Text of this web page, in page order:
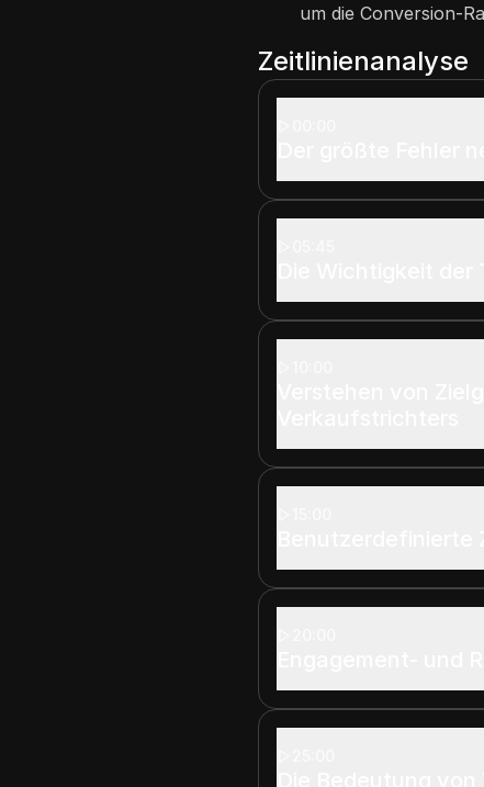
um die Conversion-
Zeitlinienanalyse